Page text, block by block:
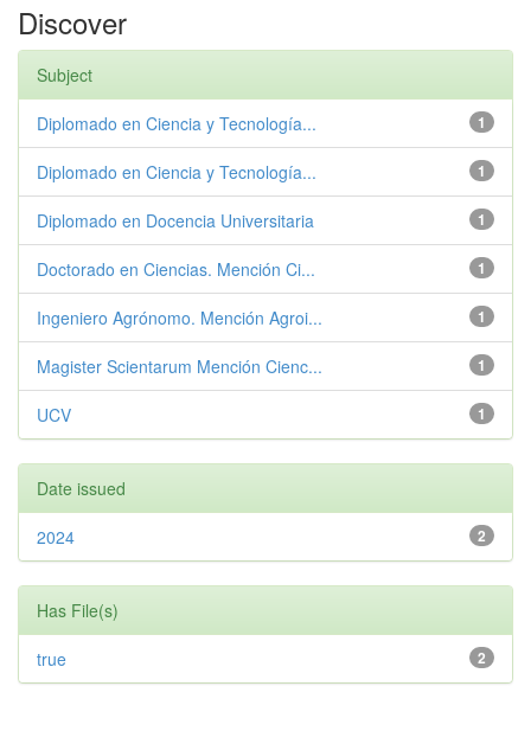
Discover
Subject
1
Diplomado en Ciencia y Tecnología...
1
Diplomado en Ciencia y Tecnología...
1
Diplomado en Docencia Universitaria
1
Doctorado en Ciencias. Mención Ci...
1
Ingeniero Agrónomo. Mención Agroi...
1
Magister Scientarum Mención Cienc...
1
UCV
Date issued
2
2024
Has File(s)
2
true